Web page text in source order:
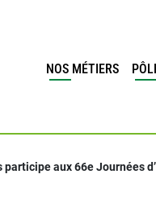
NOS MÉTIERS
participe aux 66e Journées